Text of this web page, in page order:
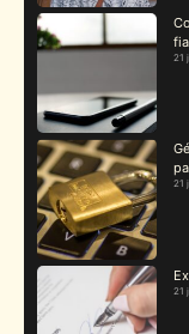
21
21
21